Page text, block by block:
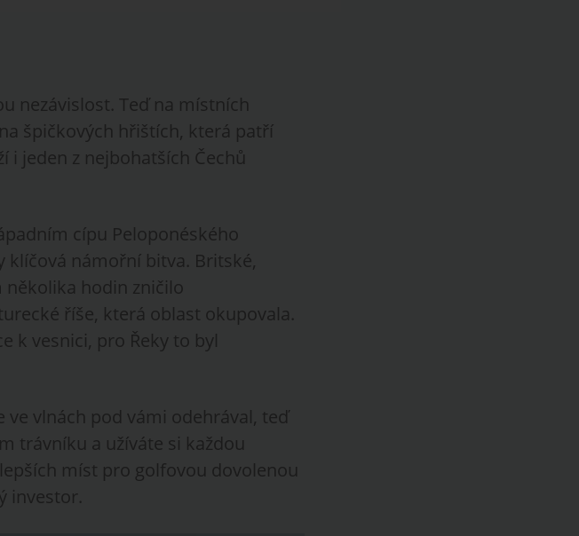
nezávislost. Teď na místních
špičkových hřištích, která patří
i jeden z nejbohatších Čechů
cípu Peloponéského
námořní bitva. Britské,
hodin zničilo
říše, která oblast okupovala.
k vesnici, pro Řeky to byl
vlnách pod vámi odehrával, teď
trávníku a užíváte si každou
míst pro golfovou dovolenou
investor.